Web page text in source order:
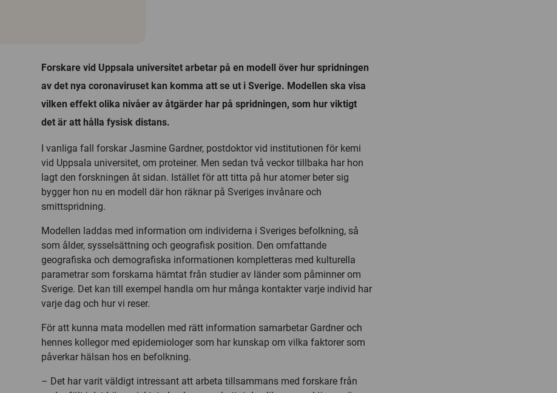
Forskare vid Uppsala universitet arbetar på en modell över hur spridningen
av det nya coronaviruset kan komma att se ut i Sverige. Modellen ska visa
vilken effekt olika nivåer av åtgärder har på spridningen, som hur viktigt
det är att hålla fysisk distans.
I vanliga fall forskar Jasmine Gardner, postdoktor vid institutionen för kemi
vid Uppsala universitet, om proteiner. Men sedan två veckor tillbaka har hon
lagt den forskningen åt sidan. Istället för att titta på hur atomer beter sig
bygger hon nu en modell där hon räknar på Sveriges invånare och
smittspridning.
Modellen laddas med information om individerna i Sveriges befolkning, så
som ålder, sysselsättning och geografisk position. Den omfattande
geografiska och demografiska informationen kompletteras med kulturella
parametrar som forskarna hämtat från studier av länder som påminner om
Sverige. Det kan till exempel handla om hur många kontakter varje individ har
varje dag och hur vi reser.
För att kunna mata modellen med rätt information samarbetar Gardner och
hennes kollegor med epidemiologer som har kunskap om vilka faktorer som
påverkar hälsan hos en befolkning.
– Det har varit väldigt intressant att arbeta tillsammans med forskare från